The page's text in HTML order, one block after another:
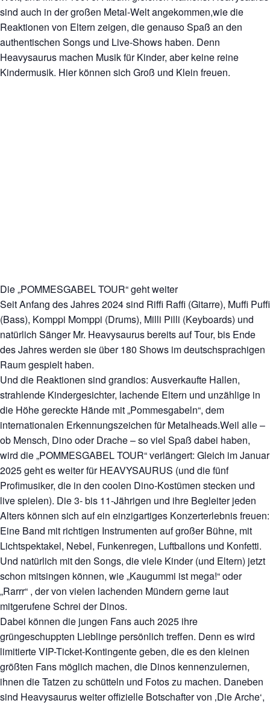
sind auch in der großen Metal-Welt angekommen,wie die
Reaktionen von Eltern zeigen, die genauso Spaß an den
authentischen Songs und Live-Shows haben. Denn
Heavysaurus machen Musik für Kinder, aber keine reine
Kindermusik. Hier können sich Groß und Klein freuen.
Die „POMMESGABEL TOUR“ geht weiter
Seit Anfang des Jahres 2024 sind Riffi Raffi (Gitarre), Muffi Puffi
(Bass), Komppi Momppi (Drums), Milli Pilli (Keyboards) und
natürlich Sänger Mr. Heavysaurus bereits auf Tour, bis Ende
des Jahres werden sie über 180 Shows im deutschsprachigen
Raum gespielt haben.
Und die Reaktionen sind grandios: Ausverkaufte Hallen,
strahlende Kindergesichter, lachende Eltern und unzählige in
die Höhe gereckte Hände mit „Pommesgabeln“, dem
internationalen Erkennungszeichen für Metalheads.Weil alle –
ob Mensch, Dino oder Drache – so viel Spaß dabei haben,
wird die „POMMESGABEL TOUR“ verlängert: Gleich im Januar
2025 geht es weiter für HEAVYSAURUS (und die fünf
Profimusiker, die in den coolen Dino-Kostümen stecken und
live spielen). Die 3- bis 11-Jährigen und ihre Begleiter jeden
Alters können sich auf ein einzigartiges Konzerterlebnis freuen:
Eine Band mit richtigen Instrumenten auf großer Bühne, mit
Lichtspektakel, Nebel, Funkenregen, Luftballons und Konfetti.
Und natürlich mit den Songs, die viele Kinder (und Eltern) jetzt
schon mitsingen können, wie „Kaugummi ist mega!“ oder
„Rarrr“ , der von vielen lachenden Mündern gerne laut
mitgerufene Schrei der Dinos.
Dabei können die jungen Fans auch 2025 ihre
grüngeschuppten Lieblinge persönlich treffen. Denn es wird
limitierte VIP-Ticket-Kontingente geben, die es den kleinen
größten Fans möglich machen, die Dinos kennenzulernen,
ihnen die Tatzen zu schütteln und Fotos zu machen. Daneben
sind Heavysaurus weiter offizielle Botschafter von ‚Die Arche‘,